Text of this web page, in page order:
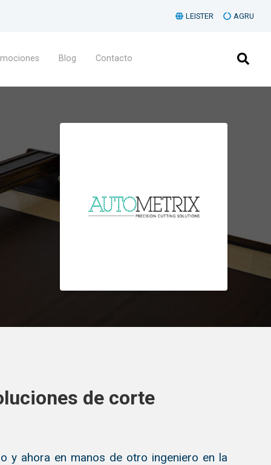
LEISTER AGRU
Blog Contacto
de corte
y ahora en manos de otro ingeniero en la